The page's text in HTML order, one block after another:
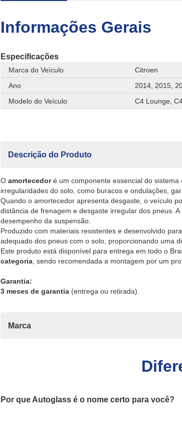
Informações Gerais
Especificações
Marca do Veículo
Citroen
Ano
2014, 2015,
Modelo do Veículo
C4 Lounge,
Descrição do Produto
O amortecedoré um componente essencial do
irregularidades do solo, como buracos e ondulações,
Quando o amortecedor apresenta desgaste, o veículo
distância de frenagem e desgaste irregular dos pneus.
desempenho da suspensão.
Produzido com materiais resistentes e desenvolvido
adequado dos pneus com o solo, proporcionando uma
Este produto está disponível para entrega em todo o
categoria , sendo recomendada a montagem por um
Garantia:
3 meses de garantia (entrega ou retirada).
Marca
Por que Autoglass é o nome certo para você?